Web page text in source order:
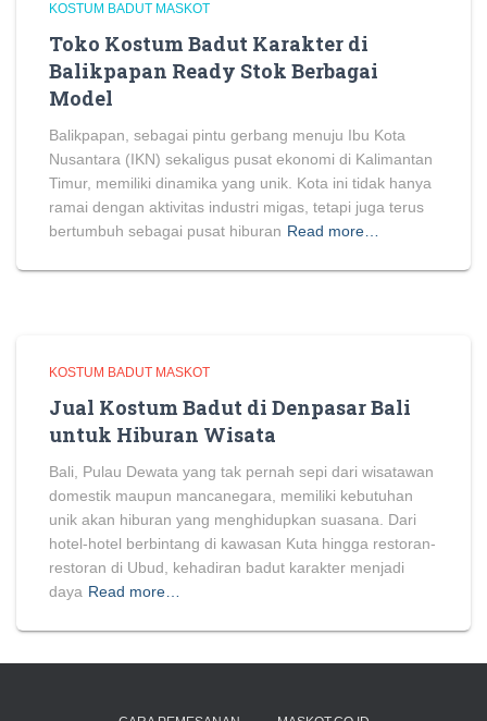
KOSTUM BADUT MASKOT
Toko Kostum Badut Karakter di
Balikpapan Ready Stok Berbagai
Model
Balikpapan, sebagai pintu gerbang menuju Ibu Kota
Nusantara (IKN) sekaligus pusat ekonomi di Kalimantan
Timur, memiliki dinamika yang unik. Kota ini tidak hanya
ramai dengan aktivitas industri migas, tetapi juga terus
bertumbuh sebagai pusat hiburan Read more…
KOSTUM BADUT MASKOT
Jual Kostum Badut di Denpasar Bali
untuk Hiburan Wisata
Bali, Pulau Dewata yang tak pernah sepi dari wisatawan
domestik maupun mancanegara, memiliki kebutuhan
unik akan hiburan yang menghidupkan suasana. Dari
hotel-hotel berbintang di kawasan Kuta hingga restoran-
restoran di Ubud, kehadiran badut karakter menjadi
daya Read more…